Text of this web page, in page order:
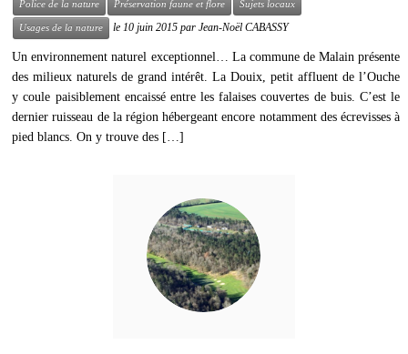
Police de la nature Préservation faune et flore Sujets locaux
Usages de la nature le 10 juin 2015 parJean-Noël CABASSY
Un environnement naturel exceptionnel… La commune de Malain présente
des milieux naturels de grand intérêt. La Douix, petit affluent de l’Ouche
y coule paisiblement encaissé entre les falaises couvertes de buis. C’est le
dernier ruisseau de la région hébergeant encore notamment des écrevisses à
pied blancs. On y trouve des […]